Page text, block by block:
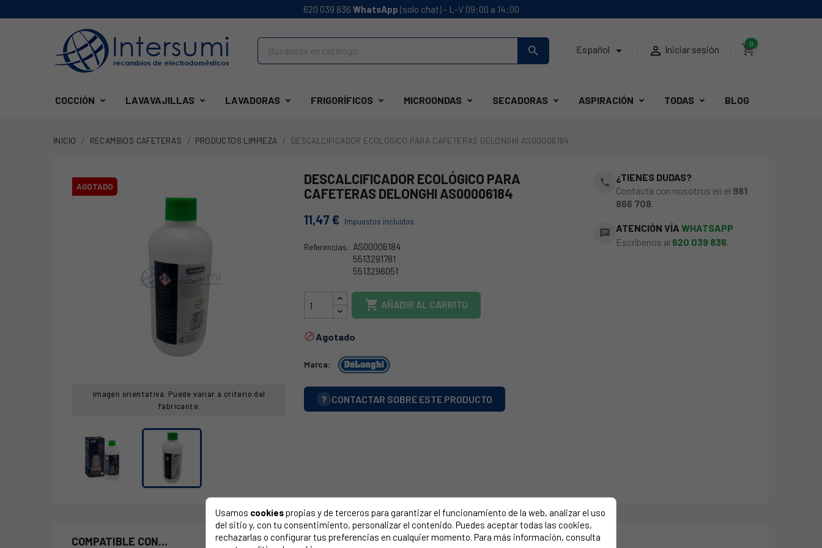
620 039 836 WhatsApp (solo chat) - L-V 09:00 a 14:00
search Español   Iniciar sesión shopping_cart
0
COCCIÓN LAVAVAJILLAS LAVADORAS FRIGORÍFICOS MICROONDAS SECADORAS ASPIRACIÓN TODAS BLOG
INICIO RECAMBIOS CAFETERAS PRODUCTOS LIMPIEZA DESCALCIFICADOR ECOLÓGICO PARA CAFETERAS DELONGHI AS00006184
AGOTADO
Imagen orientativa. Puede variar a criterio del
fabricante.
DESCALCIFICADOR ECOLÓGICO PARA
CAFETERAS DELONGHI AS00006184
11,47 € Impuestos incluidos
Referencias: AS00006184
5513291781
5513296051
 AÑADIR AL CARRITO
Agotado
Marca:
? CONTACTAR SOBRE ESTE PRODUCTO
phone
¿TIENES DUDAS?
Contacta con nosotros en el 981
866 708.
chat ATENCIÓN VÍAWHATSAPP
Escríbenos al 620 039 836
COMPATIBLE CON...
Usamos cookiespropias y de terceros para garantizar el funcionamiento de la web, analizar el uso
del sitio y, con tu consentimiento, personalizar el contenido. Puedes aceptar todas las cookies,
rechazarlas o configurar tus preferencias en cualquier momento. Para más información, consulta